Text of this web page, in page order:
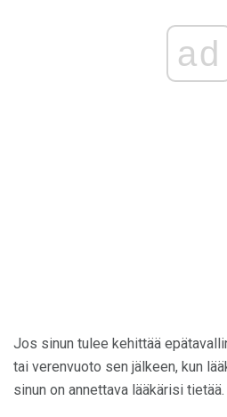
ad
Jos sinun tulee kehittää
tai verenvuoto sen jälkeen, kun
sinun on annettava lääkärisi tietää.